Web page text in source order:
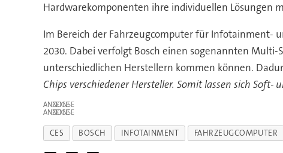
Hardwarekomponenten ihre individuellen Lösungen
Im Bereich der Fahrzeugcomputer für Infotainment-
2030. Dabei verfolgt Bosch einen sogenannten Multi-
unterschiedlichen Herstellern kommen können.
Chips verschiedener Hersteller. Somit lassen sich Soft-
ANZEIGE
ANZEIGE
CES BOSCH INFOTAINMENT FAHRZEUGCOMPUTER